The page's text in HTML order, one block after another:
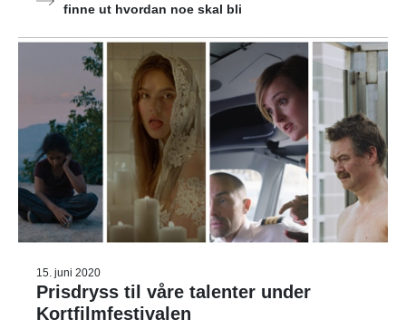
finne ut hvordan noe skal bli
15. juni 2020
Prisdryss til våre talenter under
Kortfilmfestivalen